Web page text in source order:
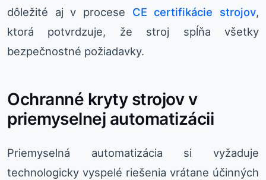
dôležité aj v procese CE certifikácie strojov,
ktorá potvrdzuje, že stroj spĺňa všetky
bezpečnostné požiadavky.
Ochranné kryty strojov v
priemyselnej automatizácii
Priemyselná automatizácia si vyžaduje
technologicky vyspelé riešenia vrátane účinných